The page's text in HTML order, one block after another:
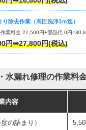
ク）
座）
浄便座）
壁付・デッキ
除去作業（高圧洗浄3ｍ迄）
業料金 27,500円+部品代 0円
円➡27,800円(税込)
水漏れ修理の作業料
内容
の詰まり）